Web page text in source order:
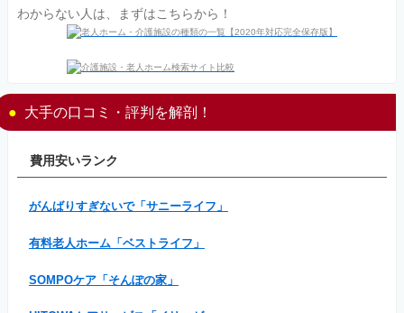
わからない人は、まずはこちらから！
大手の口コミ・評判を解剖！
費用安いランク
がんばりすぎないで「サニーライフ」
有料老人ホーム「ベストライフ」
SOMPOケア「そんぽの家」